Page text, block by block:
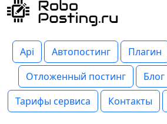
Api Автопостинг Плагин
Отложенный постинг
Блог
Тарифы сервиса
Контакты